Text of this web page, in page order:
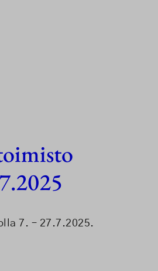
7. – 27.7.2025.